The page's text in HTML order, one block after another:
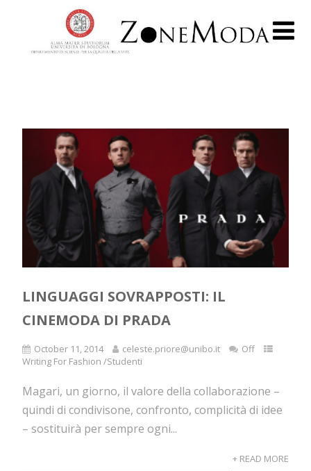
LINGUAGGI SOVRAPPOSTI: IL
CINEMODA DI PRADA
October 11, 2014 celeste.priore@unibo.it
Off
Writing For Fashion /Studenti
Magari, un giorno, il valore della collaborazione –
quindi di condivisone, confronto, complicità di idee
– sostituirà per sempre ogni...
+ READ MORE